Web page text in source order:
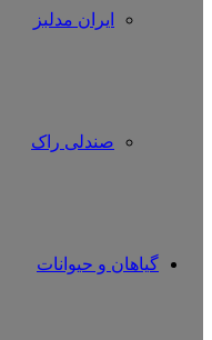
ایران مدلبز
صندلی راک
گیاهان و حیوانات